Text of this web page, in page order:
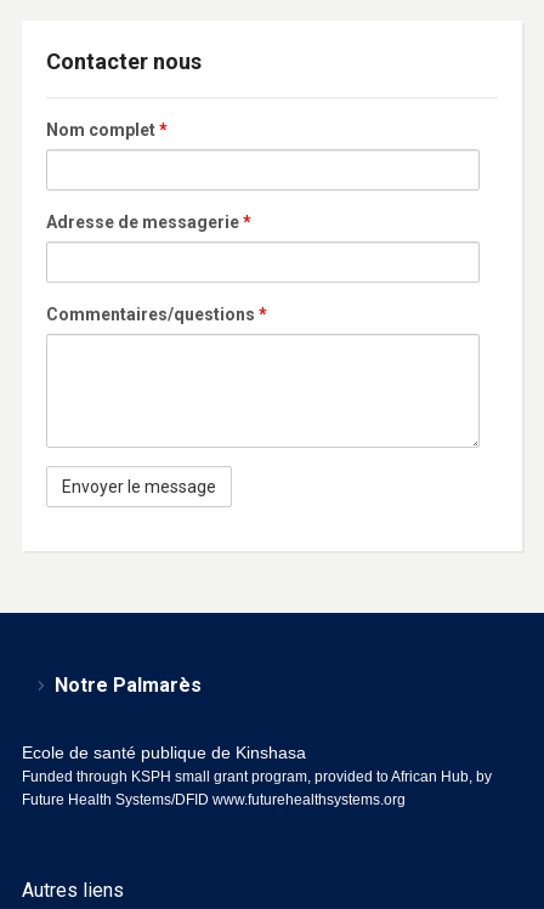
Contacter nous
Nom complet*
Adresse de messagerie*
Commentaires/questions *
Notre Palmarès
Ecole de santé publique de Kinshasa
Funded through KSPH small grant program, provided to African Hub, by
Future Health Systems/DFID www.futurehealthsystems.org
Autres liens